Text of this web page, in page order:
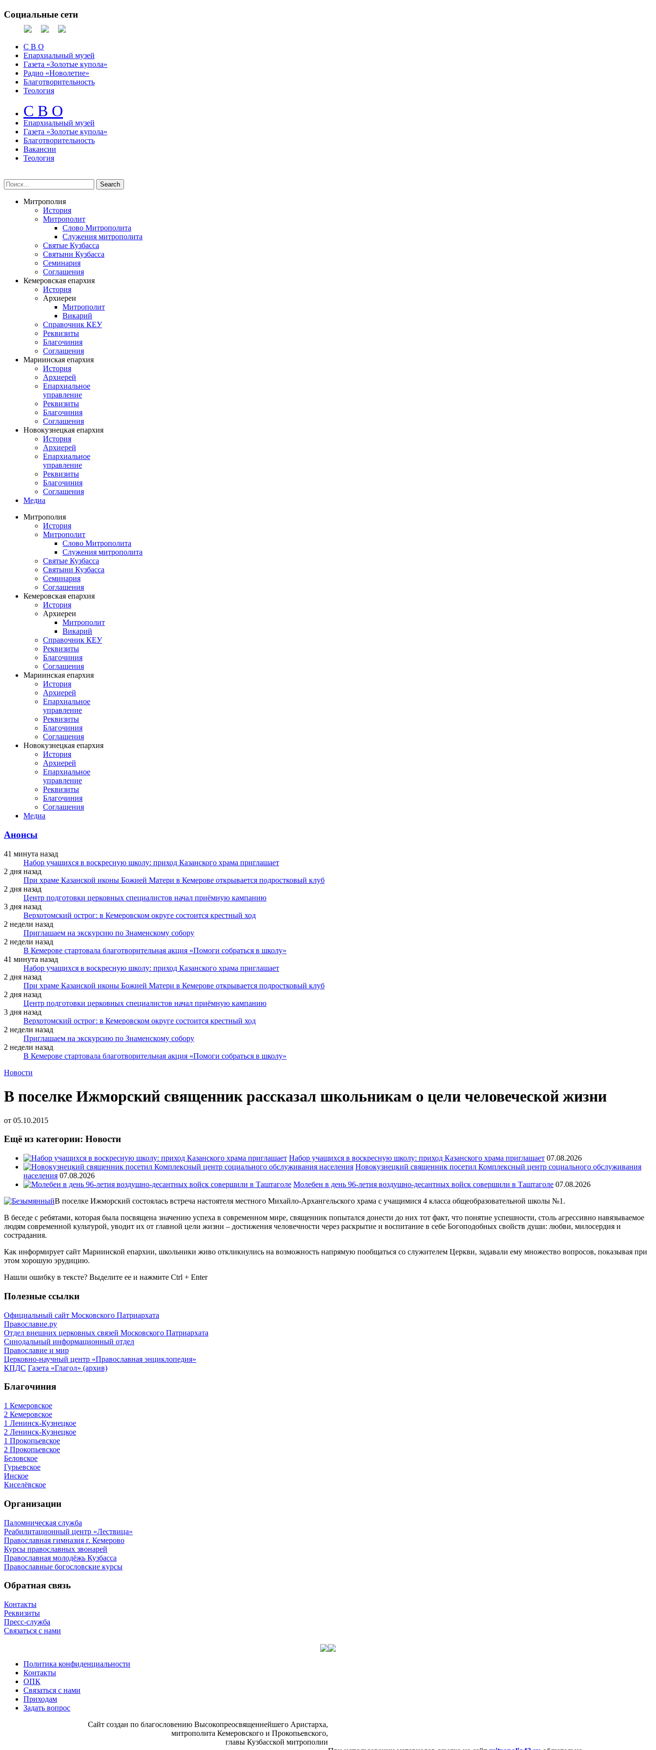
Социальные сети
С В О
Епархиальный музей
Газета «Золотые купола»
Радио «Новолетие»
Благотворительность
Теология
С В О
Епархиальный музeй
Газета «Золотые купола»
Благотворительность
Вакансии
Теология
Митрополия
История
Митрополит
Слово Митрополита
Служения митрополита
Святые Кузбасса
Святыни Кузбасса
Семинария
Соглашения
Кемеровская епархия
История
Архиереи
Митрополит
Викарий
Справочник КЕУ
Реквизиты
Благочиния
Соглашения
Мариинская епархия
История
Архиерей
Епархиальное
управление
Реквизиты
Благочиния
Соглашения
Новокузнецкая епархия
История
Архиерей
Епархиальное
управление
Реквизиты
Благочиния
Соглашения
Медиа
Митрополия
История
Митрополит
Слово Митрополита
Служения митрополита
Святые Кузбасса
Святыни Кузбасса
Семинария
Соглашения
Кемеровская епархия
История
Архиереи
Митрополит
Викарий
Справочник КЕУ
Реквизиты
Благочиния
Соглашения
Мариинская епархия
История
Архиерей
Епархиальное
управление
Реквизиты
Благочиния
Соглашения
Новокузнецкая епархия
История
Архиерей
Епархиальное
управление
Реквизиты
Благочиния
Соглашения
Медиа
Анонсы
41 минута назад
Набор учащихся в воскресную школу: приход Казанского храма приглашает
2 дня назад
При храме Казанской иконы Божией Матери в Кемерове открывается подростковый клуб
2 дня назад
Центр подготовки церковных специалистов начал приёмную кампанию
3 дня назад
Верхотомский острог: в Кемеровском округе состоится крестный ход
2 недели назад
Приглашаем на экскурсию по Знаменскому собору
2 недели назад
В Кемерове стартовала благотворительная акция «Помоги собраться в школу»
41 минута назад
Набор учащихся в воскресную школу: приход Казанского храма приглашает
2 дня назад
При храме Казанской иконы Божией Матери в Кемерове открывается подростковый клуб
2 дня назад
Центр подготовки церковных специалистов начал приёмную кампанию
3 дня назад
Верхотомский острог: в Кемеровском округе состоится крестный ход
2 недели назад
Приглашаем на экскурсию по Знаменскому собору
2 недели назад
В Кемерове стартовала благотворительная акция «Помоги собраться в школу»
Новости
В поселке Ижморский священник рассказал школьникам о цели человеческой жизни
от 05.10.2015
Ещё из категории: Новости
Набор учащихся в воскресную школу: приход Казанского храма приглашает 07.08.2026
Новокузнецкий священник посетил Комплексный центр социального обслуживания
населения 07.08.2026
Молебен в день 96-летия воздушно-десантных войск совершили в Таштаголе 07.08.2026
В поселке Ижморский состоялась встреча настоятеля местного Михайло-Архангельского храма с учащимися 4 класса общеобразовательной школы №1.
В беседе с ребятами, которая была посвящена значению успеха в современном мире, священник попытался донести до них тот факт, что понятие успешности, столь агрессивно навязываемое
людям современной культурой, уводит их от главной цели жизни – достижения человечности через раскрытие и воспитание в себе Богоподобных свойств души: любви, милосердия и
сострадания.
Как информирует сайт Мариинской епархии, школьники живо откликнулись на возможность напрямую пообщаться со служителем Церкви, задавали ему множество вопросов, показывая при
этом хорошую эрудицию.
Нашли ошибку в тексте? Выделите ее и нажмите Ctrl + Enter
Полезные ссылки
Официальный сайт Московского Патриархата
Православие.ру
Отдел внешних церковных связей Московского Патриархата
Синодальный информационный отдел
Православие и мир
Церковно-научный центр «Православная энциклопедия»
КПДС Газета «Глагол» (архив)
Благочиния
1 Кемеровское
2 Кемеровское
1 Ленинск-Кузнецкое
2 Ленинск-Кузнецкое
1 Прокопьевское
2 Прокопьевское
Беловское
Гурьевское
Инское
Киселёвское
Организации
Паломническая служба
Реабилитационный центр «Лествица»
Православная гимназия г. Кемерово
Курсы православных звонарей
Православная молодёжь Кузбасса
Православные богословские курсы
Обратная связь
Контакты
Реквизиты
Пресс-служба
Связаться с нами
Политика конфиденциальности
Контакты
ОПК
Связаться с нами
Приходам
Задать вопрос
Сайт со­здан по бла­го­сло­ве­нию Вы­со­ко­прео­свя­щен­ней­ше­го Ари­стар­ха,
мит­ро­по­ли­та Ке­ме­ров­ско­го и Про­ко­пьев­ско­го,
гла­вы Куз­бас­ской мит­ро­по­лии